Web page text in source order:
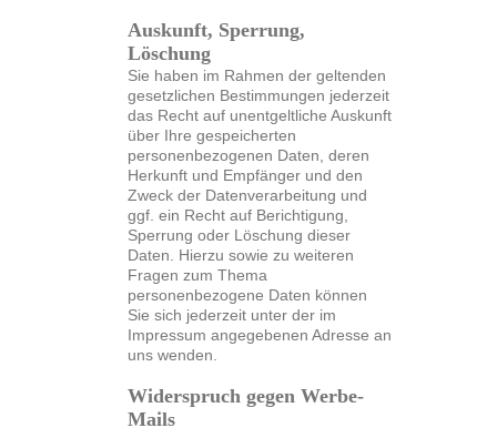
Auskunft, Sperrung,
Löschung
Sie haben im Rahmen der geltenden
gesetzlichen Bestimmungen jederzeit
das Recht auf unentgeltliche Auskunft
über Ihre gespeicherten
personenbezogenen Daten, deren
Herkunft und Empfänger und den
Zweck der Datenverarbeitung und
ggf. ein Recht auf Berichtigung,
Sperrung oder Löschung dieser
Daten. Hierzu sowie zu weiteren
Fragen zum Thema
personenbezogene Daten können
Sie sich jederzeit unter der im
Impressum angegebenen Adresse an
uns wenden.
Widerspruch gegen Werbe-
Mails